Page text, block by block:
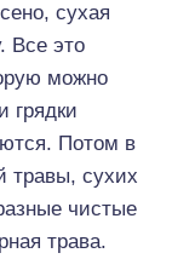
сухая
Все это
можно
грядки
Потом в
травы, сухих
чистые
трава.